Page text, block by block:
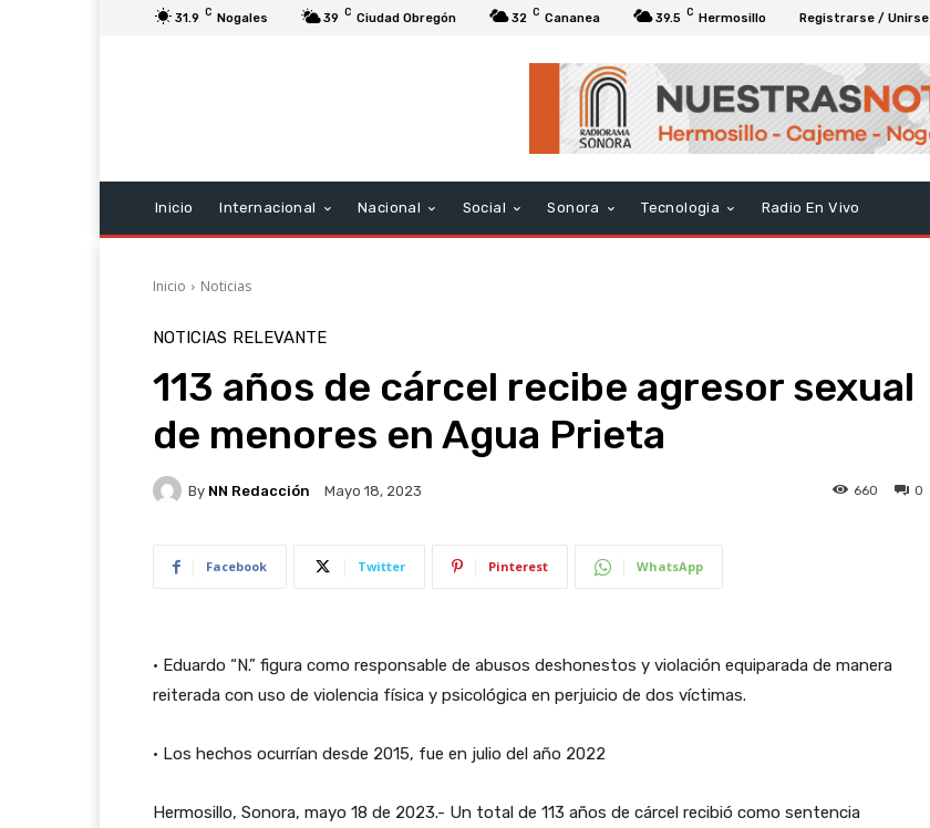
31.9 C Nogales 39 C Ciudad Obregón 32 C Cananea 39.5 C Hermosillo Registrarse / Unirse
Inicio Internacional Nacional Social Sonora Tecnologia Radio En Vivo
Inicio Noticias
NOTICIAS RELEVANTE
113 años de cárcel recibe agresor sexual
de menores en Agua Prieta
By NN Redacción Mayo 18, 2023 0
660
Facebook Twitter Pinterest WhatsApp
• Eduardo “N.” figura como responsable de abusos deshonestos y violación equiparada de manera
reiterada con uso de violencia física y psicológica en perjuicio de dos víctimas.
• Los hechos ocurrían desde 2015, fue en julio del año 2022
Hermosillo, Sonora, mayo 18 de 2023.- Un total de 113 años de cárcel recibió como sentencia